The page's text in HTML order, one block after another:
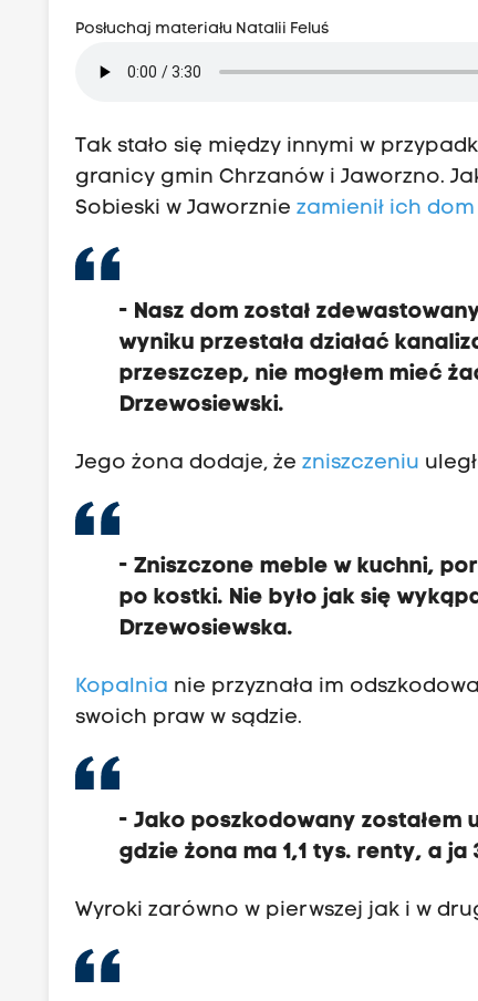
Posłuchaj materiału Natalii Feluś
Tak stało się między innymi w
granicy gmin Chrzanów i Jaworzno.
Sobieski w Jaworzniezamienił ich
- Nasz dom został
wyniku przestała działać
przeszczep, nie mogłem mieć
Drzewosiewski.
Jego żona dodaje, żezniszczeniu
- Zniszczone meble w kuchni,
po kostki. Nie było jak się
Drzewosiewska.
Kopalnia nie przyznała im
swoich praw w sądzie.
- Jako poszkodowany zostałem
gdzie żona ma 1,1 tys. renty, a
Wyroki zarówno w pierwszej jak i w